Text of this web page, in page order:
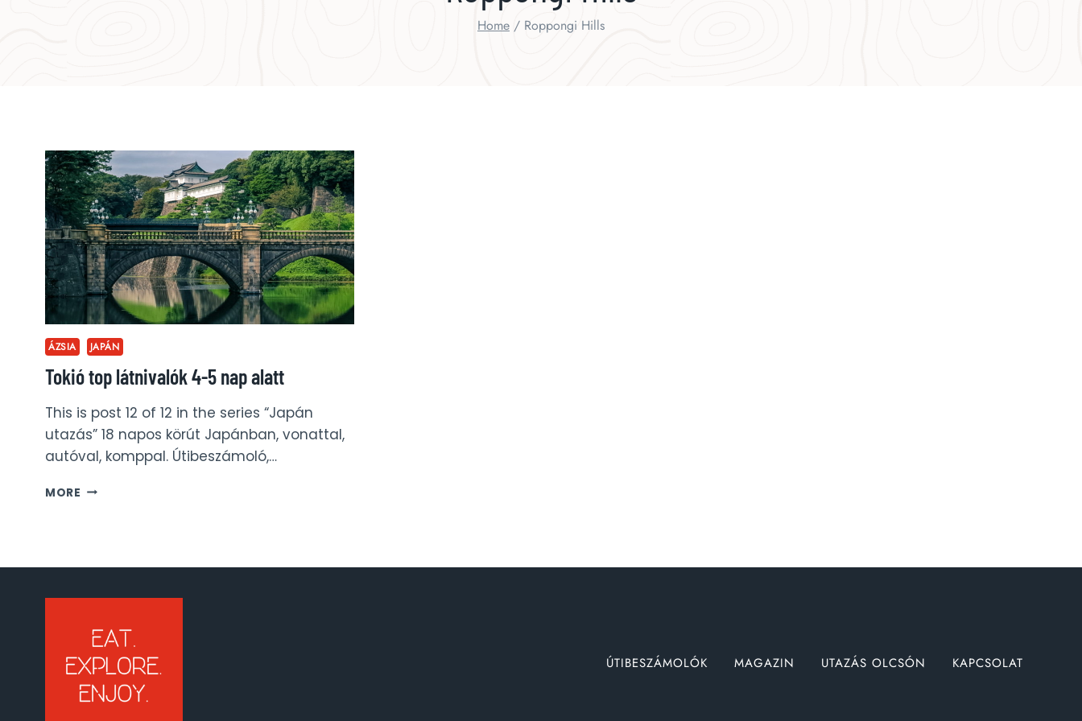
Home / Roppongi Hills
ÁZSIA JAPÁN
Tokió top látnivalók 4-5 nap alatt
This is post 12 of 12 in the series “Japán
utazás” 18 napos körút Japánban, vonattal,
autóval, komppal. Útibeszámoló,…
MORE TOKIÓ
ÚTIBESZÁMOLÓK MAGAZIN UTAZÁS OLCSÓN KAPCSOLAT